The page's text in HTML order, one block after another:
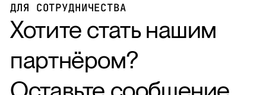
ДЛЯ СОТРУДНИЧЕСТВА
Хотите стать нашим
партнёром?